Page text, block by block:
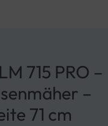
715 PRO –
–
71 cm